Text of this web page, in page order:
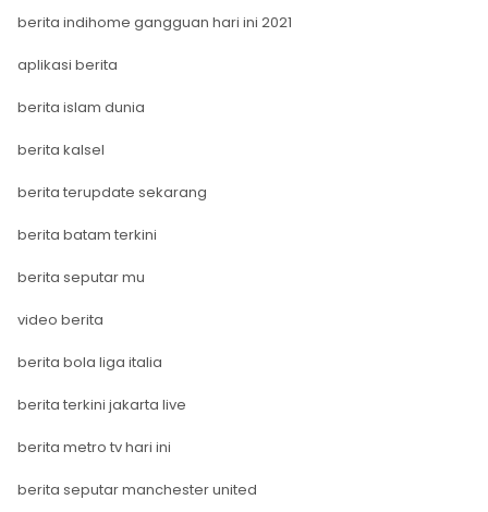
berita indihome gangguan hari ini 2021
aplikasi berita
berita islam dunia
berita kalsel
berita terupdate sekarang
berita batam terkini
berita seputar mu
video berita
berita bola liga italia
berita terkini jakarta live
berita metro tv hari ini
berita seputar manchester united